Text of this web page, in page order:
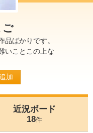
ご
品ばかりです。
いことこの上な
加
近況ボード
18件